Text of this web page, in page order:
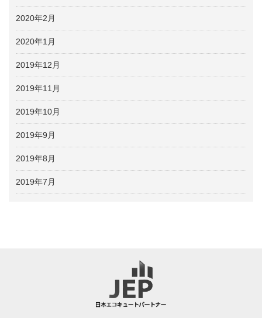
2020年2月
2020年1月
2019年12月
2019年11月
2019年10月
2019年9月
2019年8月
2019年7月